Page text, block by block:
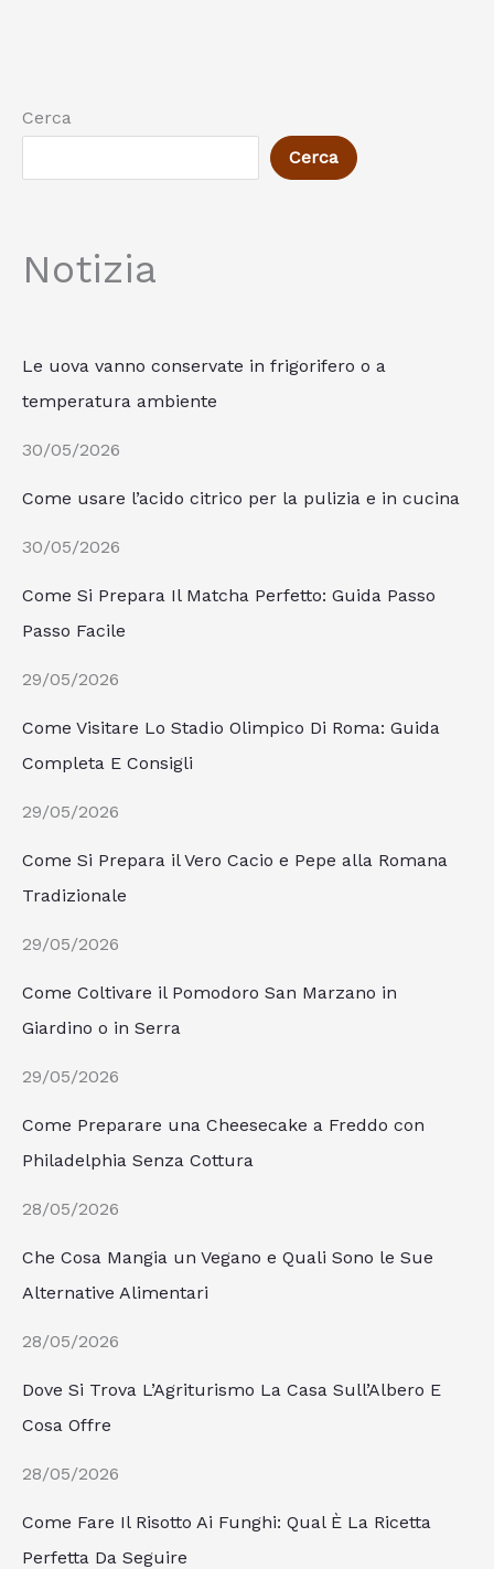
Cerca
Cerca
Notizia
Le uova vanno conservate in frigorifero o a
temperatura ambiente
30/05/2026
Come usare l’acido citrico per la pulizia e in cucina
30/05/2026
Come Si Prepara Il Matcha Perfetto: Guida Passo
Passo Facile
29/05/2026
Come Visitare Lo Stadio Olimpico Di Roma: Guida
Completa E Consigli
29/05/2026
Come Si Prepara il Vero Cacio e Pepe alla Romana
Tradizionale
29/05/2026
Come Coltivare il Pomodoro San Marzano in
Giardino o in Serra
29/05/2026
Come Preparare una Cheesecake a Freddo con
Philadelphia Senza Cottura
28/05/2026
Che Cosa Mangia un Vegano e Quali Sono le Sue
Alternative Alimentari
28/05/2026
Dove Si Trova L’Agriturismo La Casa Sull’Albero E
Cosa Offre
28/05/2026
Come Fare Il Risotto Ai Funghi: Qual È La Ricetta
Perfetta Da Seguire